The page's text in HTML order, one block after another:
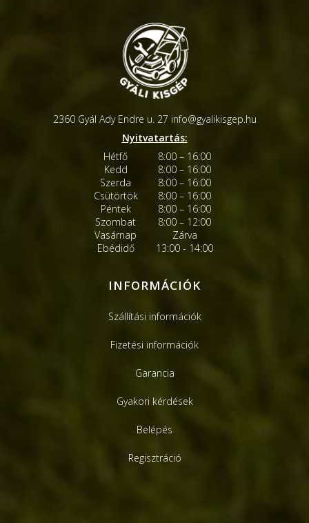
2360 Gyál Ady Endre u. 27 info@gyalikisgep.hu
Nyitvatartás:
Hétfő
8:00 – 16:00
Kedd
8:00 – 16:00
Szerda
8:00 – 16:00
Csütörtök
8:00 – 16:00
Péntek
8:00 – 16:00
Szombat
8:00 – 12:00
Vasárnap
Zárva
Ebédidő
13:00 - 14:00
INFORMÁCIÓK
Szállítási információk
Fizetési információk
Garancia
Gyakori kérdések
Belépés
Regisztráció